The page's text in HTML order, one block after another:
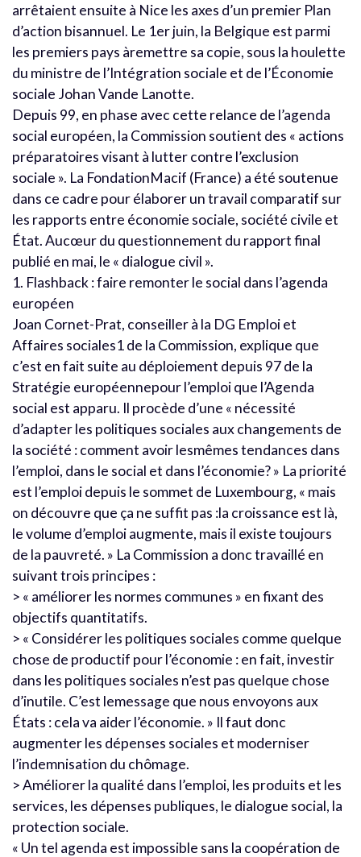
arrêtaient ensuite à Nice les axes d’un premier Plan
d’action bisannuel. Le 1er juin, la Belgique est parmi
les premiers pays àremettre sa copie, sous la houlette
du ministre de l’Intégration sociale et de l’Économie
sociale Johan Vande Lanotte.
Depuis 99, en phase avec cette relance de l’agenda
social européen, la Commission soutient des « actions
préparatoires visant à lutter contre l’exclusion
sociale ». La FondationMacif (France) a été soutenue
dans ce cadre pour élaborer un travail comparatif sur
les rapports entre économie sociale, société civile et
État. Aucœur du questionnement du rapport final
publié en mai, le « dialogue civil ».
1. Flashback : faire remonter le social dans l’agenda
européen
Joan Cornet-Prat, conseiller à la DG Emploi et
Affaires sociales1 de la Commission, explique que
c’est en fait suite au déploiement depuis 97 de la
Stratégie européennepour l’emploi que l’Agenda
social est apparu. Il procède d’une « nécessité
d’adapter les politiques sociales aux changements de
la société : comment avoir lesmêmes tendances dans
l’emploi, dans le social et dans l’économie? » La priorité
est l’emploi depuis le sommet de Luxembourg, « mais
on découvre que ça ne suffit pas :la croissance est là,
le volume d’emploi augmente, mais il existe toujours
de la pauvreté. » La Commission a donc travaillé en
suivant trois principes :
> « améliorer les normes communes » en fixant des
objectifs quantitatifs.
> « Considérer les politiques sociales comme quelque
chose de productif pour l’économie : en fait, investir
dans les politiques sociales n’est pas quelque chose
d’inutile. C’est lemessage que nous envoyons aux
États : cela va aider l’économie. » Il faut donc
augmenter les dépenses sociales et moderniser
l’indemnisation du chômage.
> Améliorer la qualité dans l’emploi, les produits et les
services, les dépenses publiques, le dialogue social, la
protection sociale.
« Un tel agenda est impossible sans la coopération de